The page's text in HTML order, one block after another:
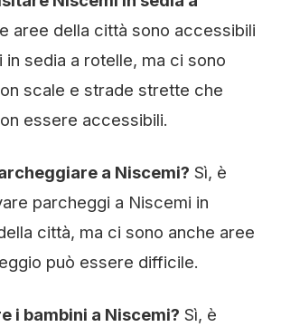
aree della città sono accessibili
in sedia a rotelle, ma ci sono
scale e strade strette che
essere accessibili.
a Niscemi? Sì, è
parcheggi a Niscemi in
città, ma ci sono anche aree
può essere difficile.
i bambini a Niscemi? Sì, è